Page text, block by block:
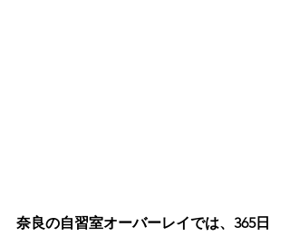
奈良の自習室オーバーレイでは、365日